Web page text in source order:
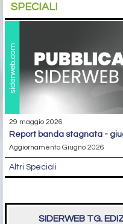
SPECIALI
29 maggio 2026
report banda stagnata -
Aggiornamento Giugno 2026
Altri Speciali
SIDERWEB TG.